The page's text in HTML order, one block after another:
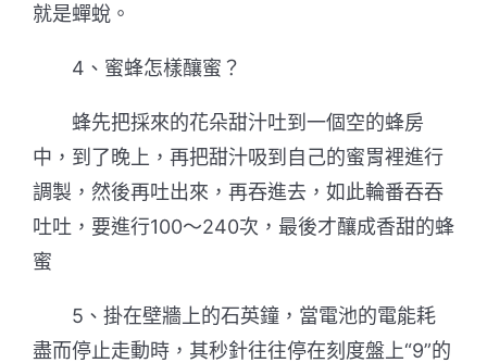
就是蟬蛻。
4、蜜蜂怎樣釀蜜？
蜂先把採來的花朵甜汁吐到一個空的蜂房
中，到了晚上，再把甜汁吸到自己的蜜胃裡進行
調製，然後再吐出來，再吞進去，如此輪番吞吞
吐吐，要進行100～240次，最後才釀成香甜的蜂
蜜
5、掛在壁牆上的石英鐘，當電池的電能耗
盡而停止走動時，其秒針往往停在刻度盤上“9”的